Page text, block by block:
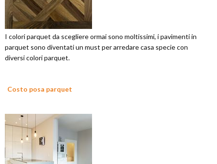
I colori parquet da scegliere ormai sono moltissimi, i pavimenti in
parquet sono diventati un must per arredare casa specie con
diversi colori parquet.
Costo posa parquet